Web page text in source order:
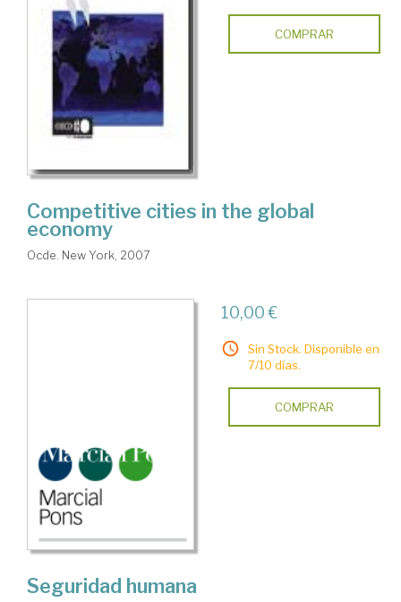
COMPRAR
Competitive cities in the global
economy
Ocde. New York, 2007
10,00 €
Sin Stock. Disponible en
7/10 días.
COMPRAR
Seguridad humana